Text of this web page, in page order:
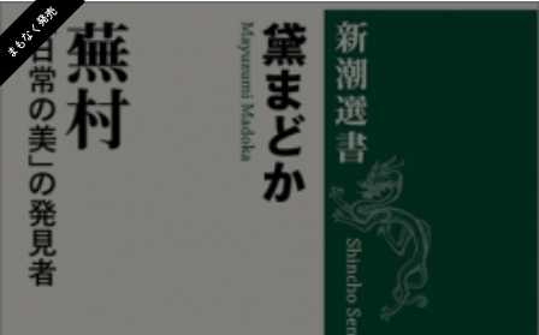
まもなく発売